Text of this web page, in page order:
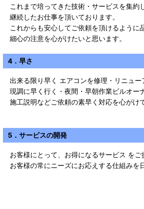
これまで培ってきた技術・サービスを集約
継続したお仕事を頂いております。
これからも安心してご依頼を頂けるように
細心の注意を心がけたいと思います。
4．早さ
出来る限り早く エアコンを修理・リニュ
現調に早く行く・夜間・早朝作業ビルオー
施工説明などご依頼の素早く対応を心がけ
5．サービスの開発
お客様にとって、お得になるサービス をご
お客様の常にニーズにお応えする仕組みを